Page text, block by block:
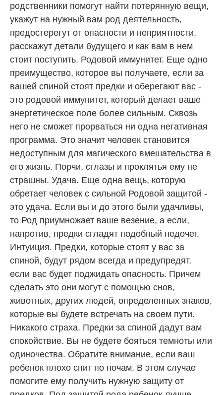
родственники помогут найти потерянную вещи,
укажут на нужный вам род деятельность,
предостерегут от опасности и неприятности,
расскажут детали будущего и как вам в нем
стоит поступить. Родовой иммунитет. Еще одно
преимущество, которое вы получаете, если за
вашей спиной стоят предки и оберегают вас -
это родовой иммунитет, который делает ваше
энергетическое поле более сильным. Сквозь
него не сможет прорваться ни одна негативная
программа. Это значит человек становится
недоступным для магического вмешательства в
его жизнь. Порчи, сглазы и проклятья ему не
страшны. Удача. Еще одна вещь, которую
обретает человек с сильной Родовой защитой -
это удача. Если вы и до этого были удачливы,
то Род приумножает ваше везение, а если,
напротив, предки сгладят подобный недочет.
Интуиция. Предки, которые стоят у вас за
спиной, будут рядом всегда и предупредят,
если вас будет поджидать опасность. Причем
сделать это они могут с помощью снов,
животных, других людей, определенных знаков,
которые вы будете встречать на своем пути.
Никакого страха. Предки за спиной дадут вам
спокойствие. Вы не будете бояться темноты или
одиночества. Обратите внимание, если ваш
ребенок плохо спит по ночам. В этом случае
помогите ему получить нужную защиту от